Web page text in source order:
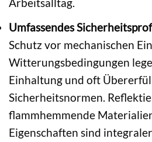
Arbeitsalltag.
Umfassendes
Schutz vor mechanischen
Witterungsbedingungen
Einhaltung und oft
Sicherheitsnormen.
flammhemmende
Eigenschaften sind